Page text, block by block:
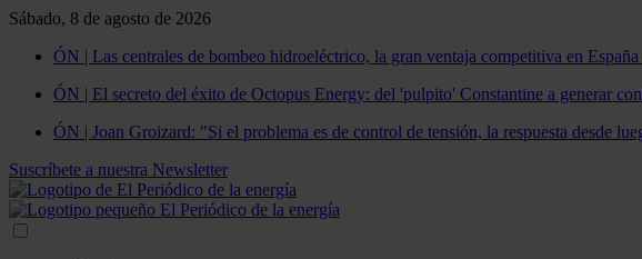
Sábado, 8 de agosto de 2026
ÓN | Las centrales de bombeo hidroeléctrico, la gran ventaja competitiva en
ÓN | El secreto del éxito de Octopus Energy: del 'pulpito' Constantine a generar
ÓN | Joan Groizard: "Si el problema es de control de tensión, la respuesta desde
Suscríbete a nuestra Newsletter